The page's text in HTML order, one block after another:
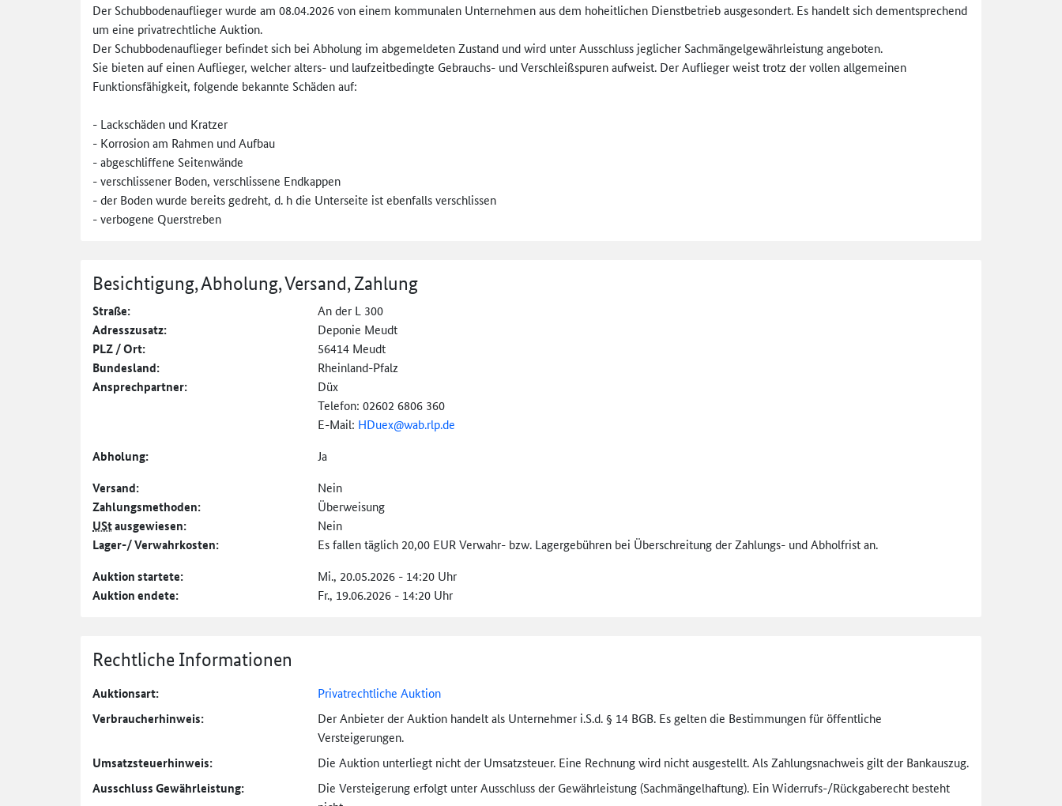
Der Schubbodenauflieger wurde am 08.04.2026 von einem kommunalen Unternehmen aus dem hoheitlichen Dienstbetrieb ausgesondert. Es handelt sich dementsprechend
um eine privatrechtliche Auktion.
Der Schubbodenauflieger befindet sich bei Abholung im abgemeldeten Zustand und wird unter Ausschluss jeglicher Sachmängelgewährleistung angeboten.
Sie bieten auf einen Auflieger, welcher alters- und laufzeitbedingte Gebrauchs- und Verschleißspuren aufweist. Der Auflieger weist trotz der vollen allgemeinen
Funktionsfähigkeit, folgende bekannte Schäden auf:
- Lackschäden und Kratzer
- Korrosion am Rahmen und Aufbau
- abgeschliffene Seitenwände
- verschlissener Boden, verschlissene Endkappen
- der Boden wurde bereits gedreht, d. h die Unterseite ist ebenfalls verschlissen
- verbogene Querstreben
Besichtigung, Abholung, Versand, Zahlung
Straße: An der L 300
Adresszusatz: Deponie Meudt
PLZ / Ort: 56414 Meudt
Bundesland: Rheinland-Pfalz
Ansprechpartner:
Düx
Telefon: 02602 6806 360
E-Mail: HDuex@wab.rlp.de
Abholung: Ja
Versand: Nein
Zahlungs­methoden: Überweisung
UStausgewiesen: Nein
Lager-/ Verwahrkosten: Es fallen täglich 20,00 EUR Verwahr- bzw. Lagergebühren bei Überschreitung der Zahlungs- und Abholfrist an.
Auktion startete: Mi., 20.05.2026 - 14:20 Uhr
Auktion endete: Fr., 19.06.2026 - 14:20 Uhr
Rechtliche Informationen
Auktionsart: Privatrechtliche Auktion
Verbraucher­hinweis:
Der Anbieter der Auktion handelt als Unternehmer i.S.d. § 14 BGB. Es gelten die Bestimmungen für öffentliche
Versteigerungen.
Umsatzsteuer­hinweis: Die Auktion unterliegt nicht der Umsatzsteuer. Eine Rechnung wird nicht ausgestellt. Als Zahlungsnachweis gilt der Bankauszug.
Ausschluss Gewährleistung: Die Versteigerung erfolgt unter Ausschluss der Gewährleistung (Sachmängel­haftung). Ein Widerrufs-/Rückgaberecht besteht